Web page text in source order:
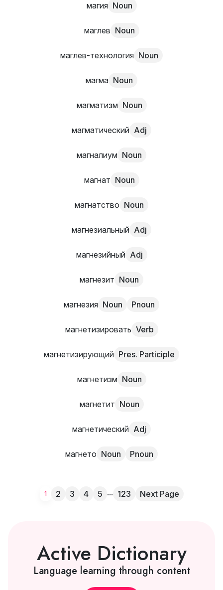
магия Noun
маглев Noun
маглев-технология Noun
магма Noun
магматизм Noun
магматический Adj
магналиум Noun
магнат Noun
магнатство Noun
магнезиальный Adj
магнезийный Adj
магнезит Noun
магнезия Noun Pnoun
магнетизировать Verb
магнетизирующий Pres. Participle
магнетизм Noun
магнетит Noun
магнетический Adj
магнето Noun Pnoun
1 2 3 4 5 ... 123 Next Page
Active Dictionary
Language learning through content